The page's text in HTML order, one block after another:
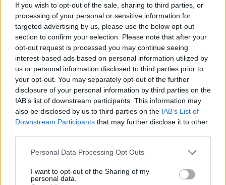
If you wish to opt-out of the sale, sharing to third parties, or
processing of your personal or sensitive information for
targeted advertising by us, please use the below opt-out
section to confirm your selection. Please note that after your
opt-out request is processed you may continue seeing
interest-based ads based on personal information utilized by
us or personal information disclosed to third parties prior to
your opt-out. You may separately opt-out of the further
disclosure of your personal information by third parties on the
IAB’s list of downstream participants. This information may
also be disclosed by us to third parties on the IAB’s List of
Downstream Participants that may further disclose it to other
Please note that this website/app uses one or more Google
not limited to your visit or usage behaviour. You may click to
grant or deny consent to Google and its third-party tags to
Personal Data Processing Opt Outs
I want to opt-out of the Sharing of my
personal data.
Incendi, a San Pasquale arriva il Campo Base:
l’inaugurazione
Andrea Mura conquista Palau: grande
partecipazione per il suo racconto
Calangianus, allarme sul centro accoglienza
minori, Albieri: “Episodi gravissimi”
Gallura, finti clienti svuotano le suite: furto da
50mila nel resort
Meteo Olbia 7 agosto, sole e caldo tornano